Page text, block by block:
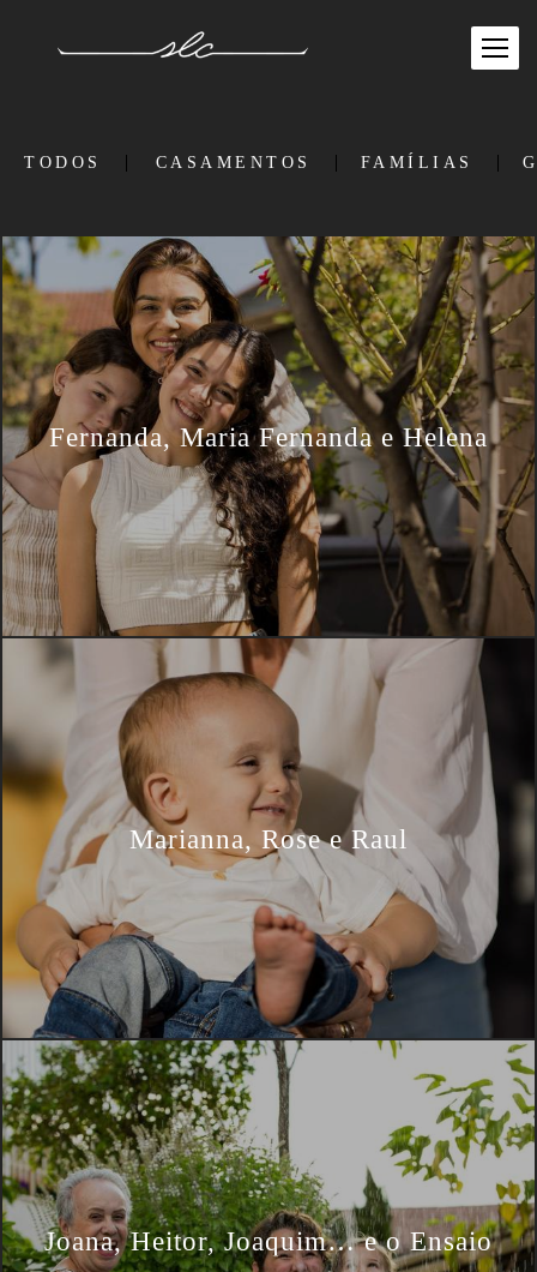
TODOS CASAMENTOS FAMÍLIAS
Fernanda, Maria Fernanda e Helena
Marianna, Rose e Raul
Joana, Heitor, Joaquim… e o Ensaio